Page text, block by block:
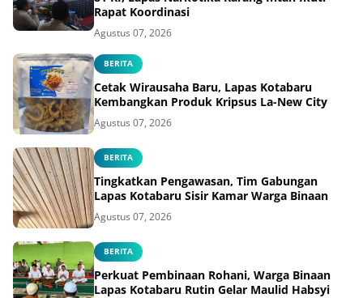
Rapat Koordinasi
Agustus 07, 2026
BERITA
Cetak Wirausaha Baru, Lapas Kotabaru
Kembangkan Produk Kripsus La-New City
Agustus 07, 2026
BERITA
Tingkatkan Pengawasan, Tim Gabungan
Lapas Kotabaru Sisir Kamar Warga Binaan
Agustus 07, 2026
BERITA
Perkuat Pembinaan Rohani, Warga Binaan
Lapas Kotabaru Rutin Gelar Maulid Habsyi